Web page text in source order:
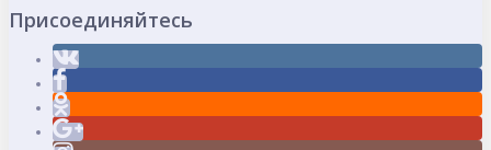
Присоединяйтесь